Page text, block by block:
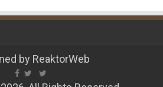
by ReaktorWeb